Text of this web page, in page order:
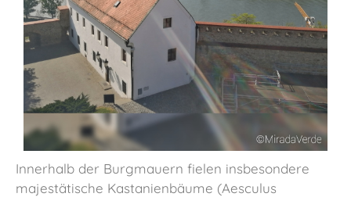
Innerhalb der Burgmauern fielen insbesondere
majestätische Kastanienbäume (Aesculus